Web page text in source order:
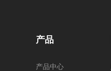
产品
产品中心